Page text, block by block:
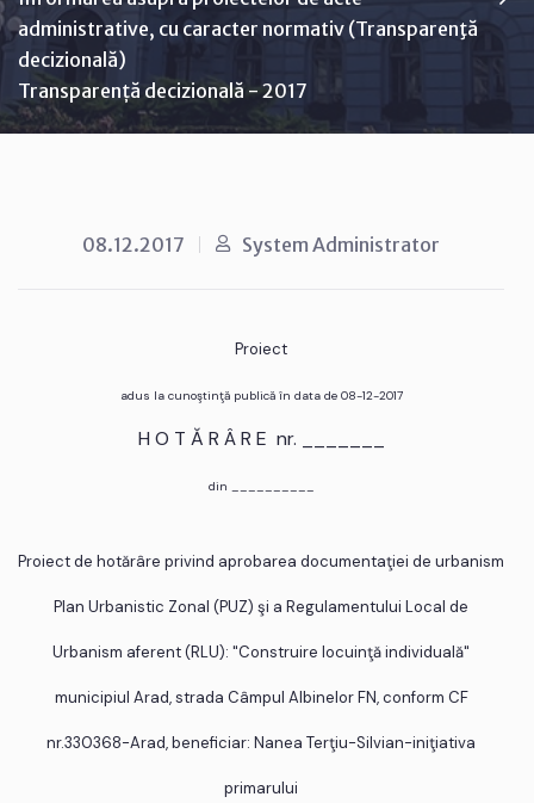
administrative, cu caracter normativ (Transparenţă
decizională)
Transparență decizională - 2017
08.12.2017 System Administrator
Proiect
adus la cunoştinţă publică în data de 08-12-2017
H O T Ă R Â R E nr. _______
din __________
Proiect de hotărâre privind aprobarea documentaţiei de urbanism
Plan Urbanistic Zonal (PUZ) şi a Regulamentului Local de
Urbanism aferent (RLU): "Construire locuinţă individuală"
municipiul Arad, strada Câmpul Albinelor FN, conform CF
nr.330368-Arad, beneficiar: Nanea Terţiu-Silvian-iniţiativa
primarului